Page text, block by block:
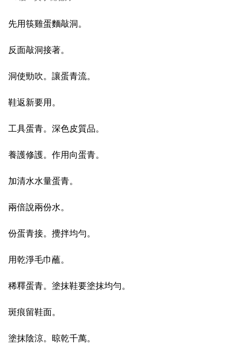
先用筷雞蛋麵敲洞。
反面敲洞接著。
洞使勁吹。讓蛋青流。
鞋返新要用。
工具蛋青。深色皮質品。
養護修護。作用向蛋青。
加清水水量蛋青。
兩倍說兩份水。
份蛋青接。攪拌均勻。
用乾淨毛巾蘸。
稀釋蛋青。塗抹鞋要塗抹均勻。
斑痕留鞋面。
塗抹陰涼。晾乾千萬。